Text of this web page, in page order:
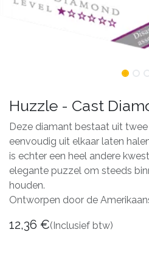
Huzzle - Cast
Deze diamant bestaat uit
eenvoudig uit elkaar laten
is echter een heel andere
elegante puzzel om steeds
houden.
Ontworpen door de
12,36 €(Inclusief btw)